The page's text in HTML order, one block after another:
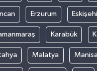
Erzurum
Karabük
Malatya